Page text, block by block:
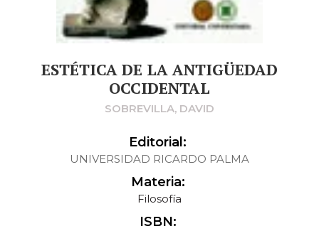
ESTÉTICA DE LA ANTIGÜEDAD
OCCIDENTAL
SOBREVILLA, DAVID
Editorial:
UNIVERSIDAD RICARDO PALMA
Materia:
Filosofía
ISBN: